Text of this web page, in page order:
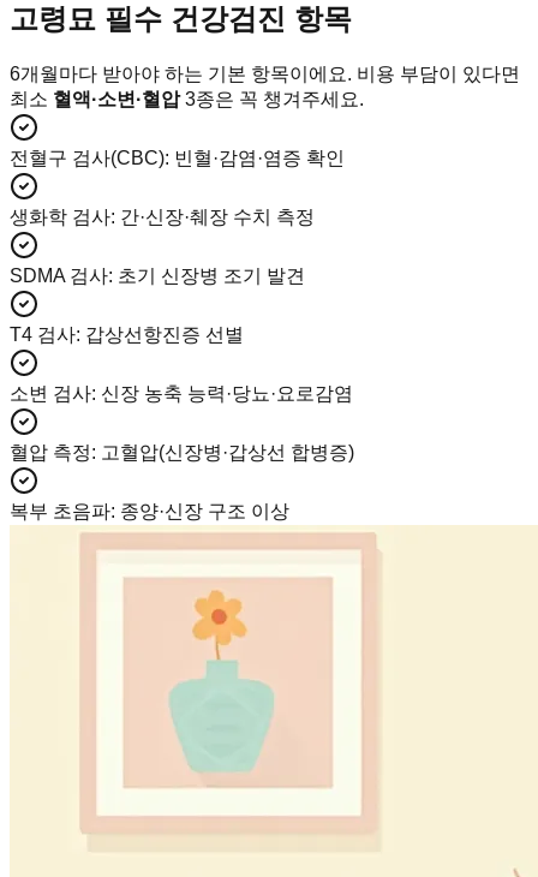
고령묘 필수 건강검진 항목
6개월마다 받아야 하는 기본 항목이에요. 비용 부담이 있다면
최소 혈액·소변·혈압3종은 꼭 챙겨주세요.
전혈구 검사(CBC): 빈혈·감염·염증 확인
생화학 검사: 간·신장·췌장 수치 측정
SDMA 검사: 초기 신장병 조기 발견
T4 검사: 갑상선항진증 선별
소변 검사: 신장 농축 능력·당뇨·요로감염
혈압 측정: 고혈압(신장병·갑상선 합병증)
복부 초음파: 종양·신장 구조 이상